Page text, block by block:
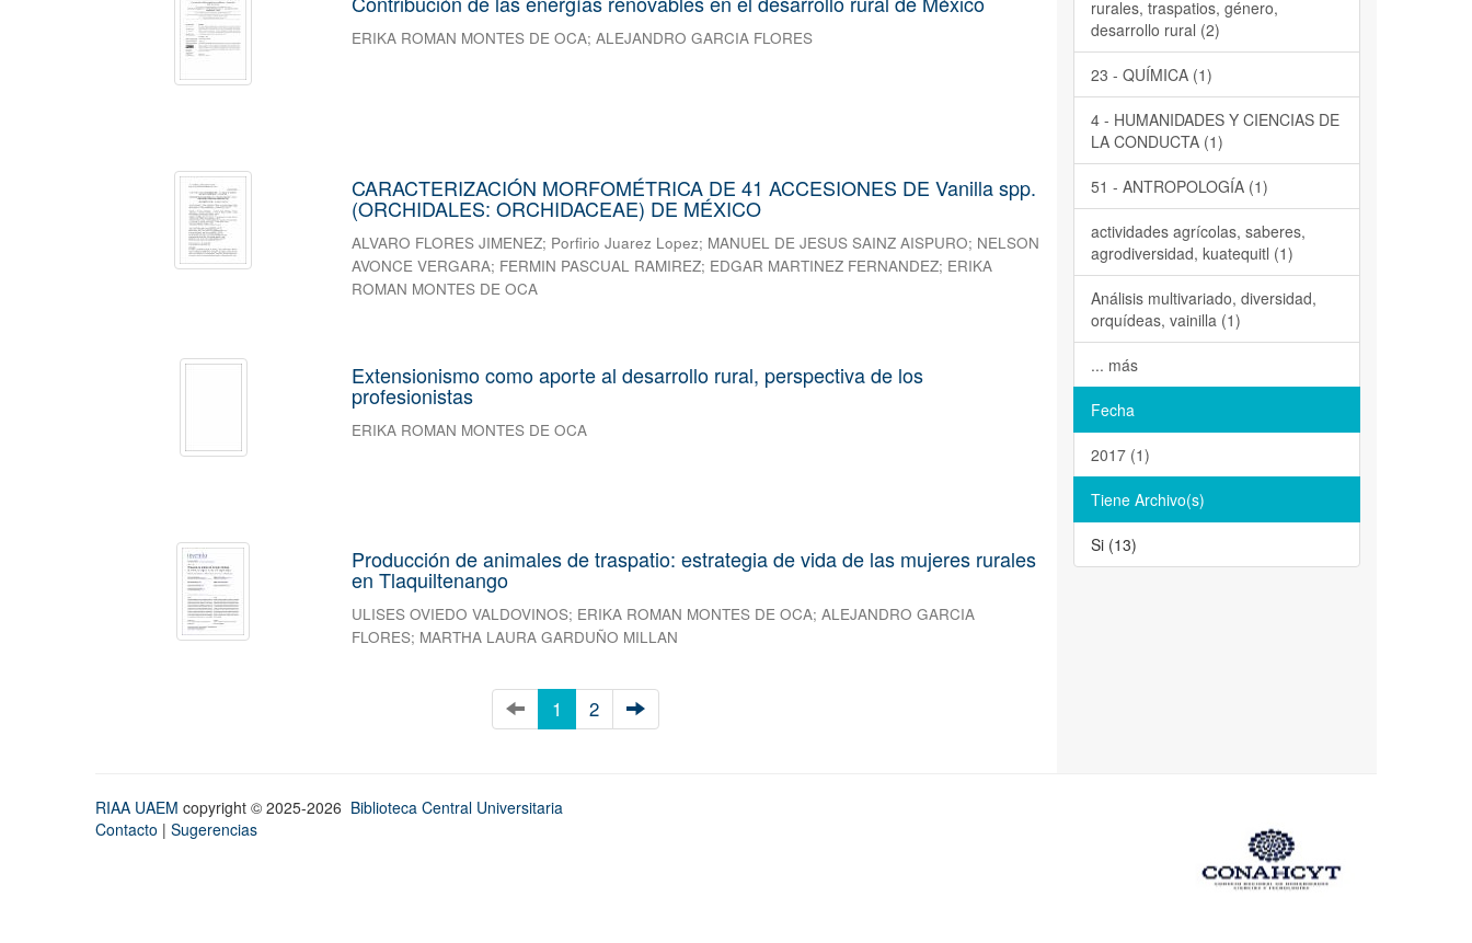
ERIKA ROMAN MONTES DE OCA;ALEJANDRO GARCIA FLORES
CARACTERIZACIÓN MORFOMÉTRICA DE 41 ACCESIONES DE Vanilla spp.
(ORCHIDALES: ORCHIDACEAE) DE MÉXICO
ALVARO FLORES JIMENEZ; Porfirio Juarez Lopez; MANUEL DE JESUS SAINZ AISPURO; NELSON
AVONCE VERGARA; FERMIN PASCUAL RAMIREZ; EDGAR MARTINEZ FERNANDEZ; ERIKA
ROMAN MONTES DE OCA
Extensionismo como aporte al desarrollo rural, perspectiva de los
profesionistas
ERIKA ROMAN MONTES DE OCA
Producción de animales de traspatio: estrategia de vida de las mujeres rurales
en Tlaquiltenango
ULISES OVIEDO VALDOVINOS; ERIKA ROMAN MONTES DE OCA;ALEJANDRO GARCIA
FLORES; MARTHA LAURA GARDUÑO MILLAN
1 2
rurales, traspatios, género,
desarrollo rural (2)
23 - QUÍMICA (1)
4 - HUMANIDADES Y CIENCIAS DE
LA CONDUCTA (1)
51 - ANTROPOLOGÍA (1)
actividades agrícolas, saberes,
agrodiversidad, kuatequitl (1)
Análisis multivariado, diversidad,
orquídeas, vainilla (1)
... más
Fecha
2017 (1)
Tiene Archivo(s)
Si (13)
RIAA UAEM copyright © 2025-2026 Biblioteca Central Universitaria
Contacto | Sugerencias